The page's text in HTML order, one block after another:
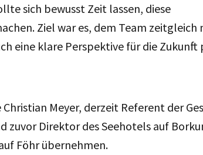
sich bewusst Zeit lassen, diese
Ziel war es, dem Team zeitgleich
eine klare Perspektive für die Zukunft
Meyer, derzeit Referent der
zuvor Direktor des Seehotels auf
Föhr übernehmen.